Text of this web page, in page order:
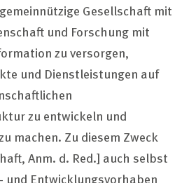
Gesellschaft mit
und Forschung mit
zu versorgen,
und Dienstleistungen auf
zu entwickeln und
machen. Zu diesem Zweck
Anm. d. Red.] auch selbst
und Entwicklungsvorhaben